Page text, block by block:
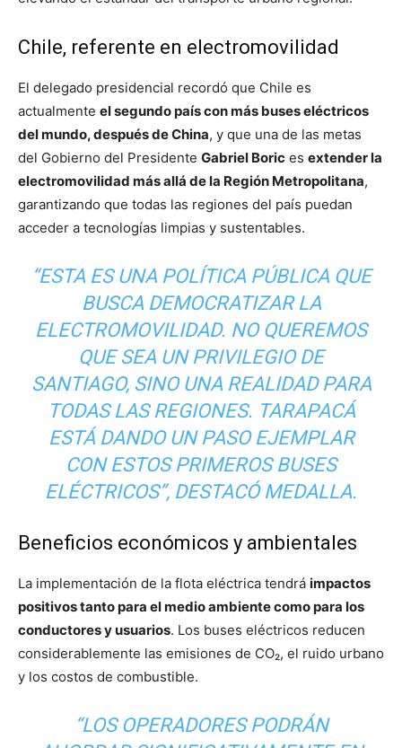
Chile, referente en electromovilidad
El delegado presidencial recordó que Chile es
actualmente el segundo país con más buses eléctricos
del mundo, después de China, y que una de las metas
del Gobierno del Presidente Gabriel Boric es extender la
electromovilidad más allá de la Región Metropolitana,
garantizando que todas las regiones del país puedan
acceder a tecnologías limpias y sustentables.
“ESTA ES UNA POLÍTICA PÚBLICA QUE
BUSCA DEMOCRATIZAR LA
ELECTROMOVILIDAD. NO QUEREMOS
QUE SEA UN PRIVILEGIO DE
SANTIAGO, SINO UNA REALIDAD PARA
TODAS LAS REGIONES. TARAPACÁ
ESTÁ DANDO UN PASO EJEMPLAR
CON ESTOS PRIMEROS BUSES
ELÉCTRICOS”, DESTACÓ MEDALLA.
Beneficios económicos y ambientales
La implementación de la flota eléctrica tendrá impactos
positivos tanto para el medio ambiente como para los
conductores y usuarios. Los buses eléctricos reducen
considerablemente las emisiones de CO₂, el ruido urbano
y los costos de combustible.
“LOS OPERADORES PODRÁN